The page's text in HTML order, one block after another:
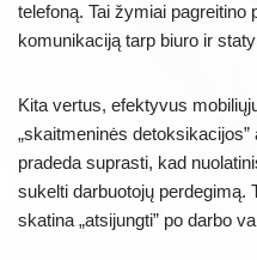
telefoną. Tai žymiai pagreitino
komunikaciją tarp biuro ir
Kita vertus, efektyvus
„skaitmeninės
pradeda suprasti, kad
sukelti darbuotojų perdegimą.
skatina „atsijungti” po darbo